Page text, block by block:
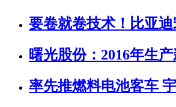
要卷就卷技术！比亚
曙光股份：2016年生
率先推燃料电池客车